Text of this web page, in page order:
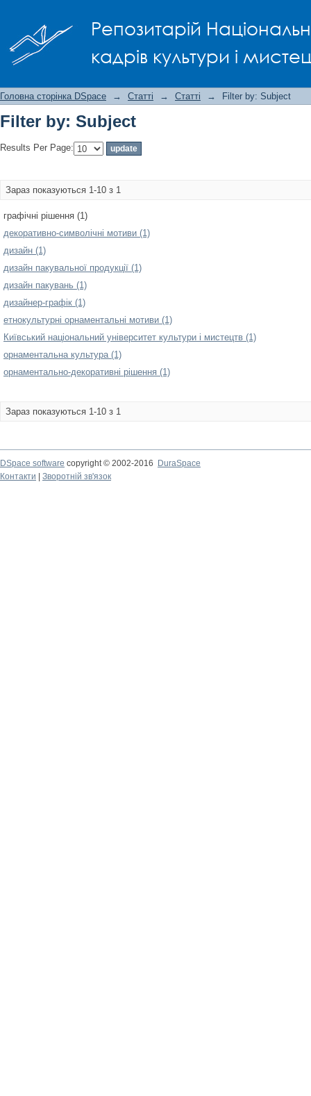
Репозитарій
кадрів культури і
Головна сторінка DSpace → Статті → Статті → Filter by: Subject
Filter by: Subject
Results Per Page:
Зараз показуються 1-10 з 1
графічні рішення (1)
декоративно-символічні мотиви (1)
дизайн (1)
дизайн пакувальної продукції (1)
дизайн пакувань (1)
дизайнер-графік (1)
етнокультурні орнаментальні мотиви (1)
Київський національний університет культури і мистецтв (1)
орнаментальна культура (1)
орнаментально-декоративні рішення (1)
Зараз показуються 1-10 з 1
DSpace software copyright © 2002-2016
DuraSpace
Контакти
Зворотній зв'язок